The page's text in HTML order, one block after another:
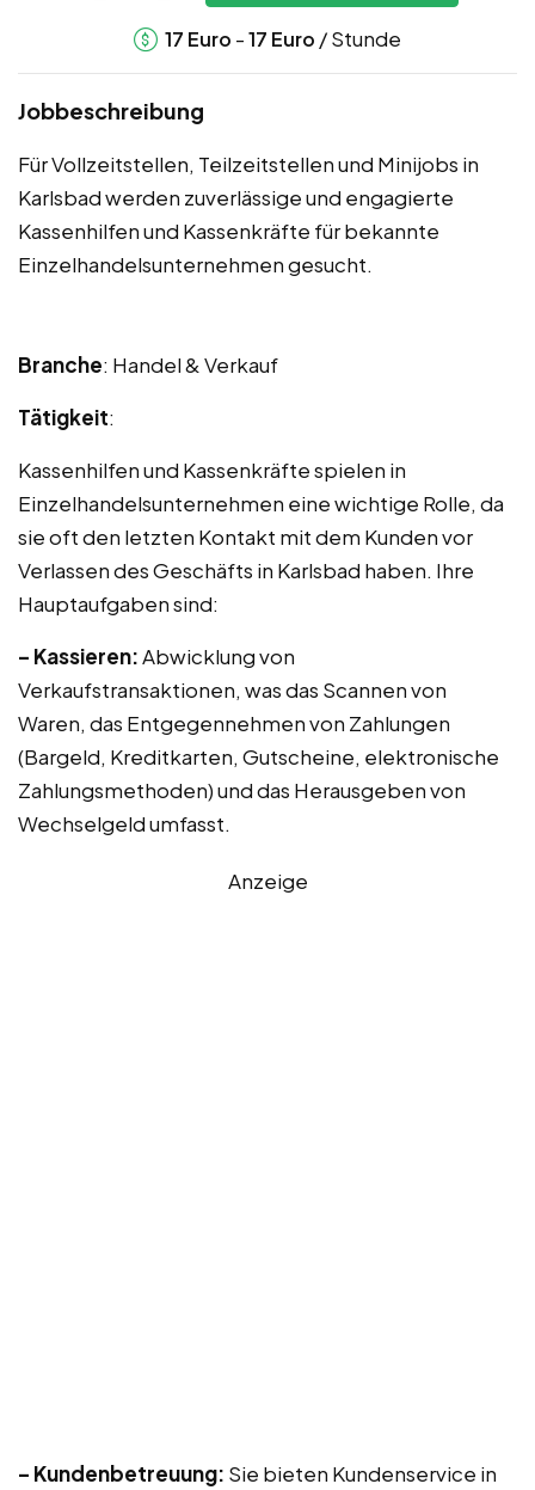
17 Euro -17 Euro / Stunde
Jobbeschreibung
Für Vollzeitstellen, Teilzeitstellen und Minijobs in
Karlsbad werden zuverlässige und engagierte
Kassenhilfen und Kassenkräfte für bekannte
Einzelhandelsunternehmen gesucht.
Branche: Handel & Verkauf
Tätigkeit:
Kassenhilfen und Kassenkräfte spielen in
Einzelhandelsunternehmen eine wichtige Rolle, da
sie oft den letzten Kontakt mit dem Kunden vor
Verlassen des Geschäfts in Karlsbad haben. Ihre
Hauptaufgaben sind:
– Kassieren:Abwicklung von
Verkaufstransaktionen, was das Scannen von
Waren, das Entgegennehmen von Zahlungen
(Bargeld, Kreditkarten, Gutscheine, elektronische
Zahlungsmethoden) und das Herausgeben von
Wechselgeld umfasst.
Anzeige
– Kundenbetreuung: Sie bieten Kundenservice in